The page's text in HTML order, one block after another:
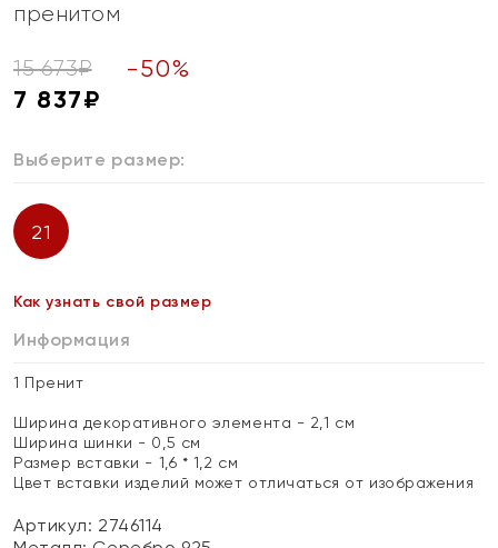
пренитом
15 673₽ -50%
7 837₽
Выберите размер:
21
Как узнать свой размер
Информация
1 Пренит
Ширина декоративного элемента - 2,1 см
Ширина шинки - 0,5 см
Размер вставки - 1,6 * 1,2 см
Цвет вставки изделий может отличаться от изображения
Артикул: 2746114